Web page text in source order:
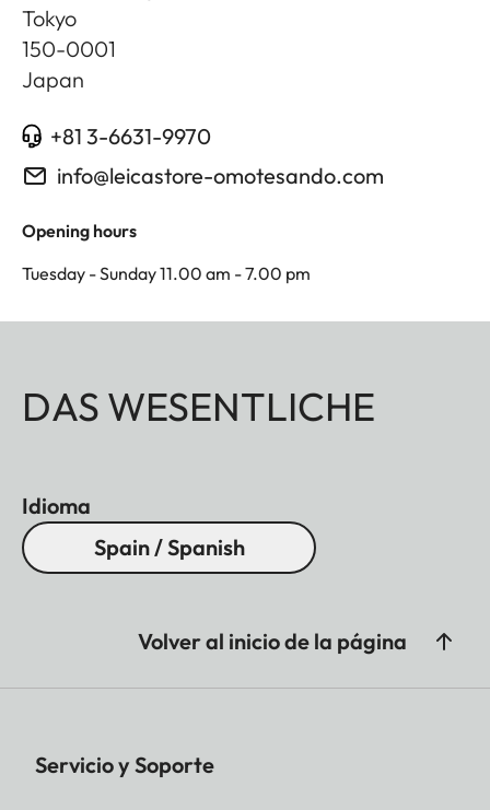
Tokyo
150-0001
Japan
+81 3-6631-9970
info@leicastore-omotesando.com
Opening hours
Tuesday - Sunday 11.00 am - 7.00 pm
DAS WESENTLICHE
Idioma
Spain / Spanish
Volver al inicio de la página
Servicio y Soporte